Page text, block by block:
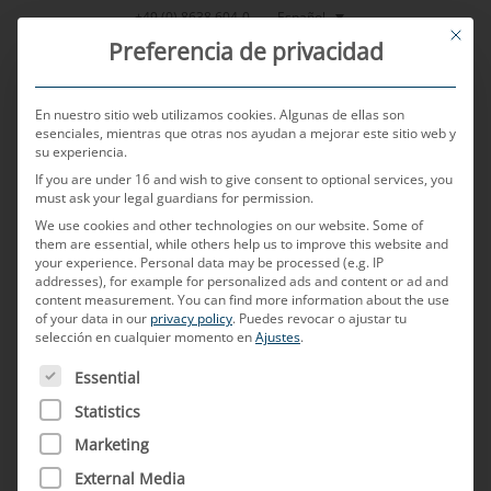
Saltar
+49 (0) 8638 604-0 Español
This
Preferencia de privacidad
En nuestro sitio web utilizamos cookies. Algunas de ellas son
esenciales, mientras que otras nos ayudan a mejorar este sitio web y
su experiencia.
If you are under 16 and wish to give consent to optional services, you
must ask your legal guardians for permission.
We use cookies and other technologies on our website. Some of
them are essential, while others help us to improve this website and
your experience. Personal data may be processed (e.g. IP
addresses), for example for personalized ads and content or ad and
content measurement.You can find more information about the use
of your data in our privacy policy. Puedes revocar o ajustar tu
selección en cualquier momento enAjustes.
A CONTINUACIÓN FIGURA UNA LISTA DE LOS GRUPOS
Essential
Statistics
Marketing
External Media